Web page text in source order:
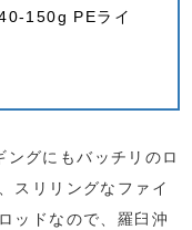
150g PEライ
グにもバッチリのロ
スリリングなファイ
ッドなので、羅臼沖